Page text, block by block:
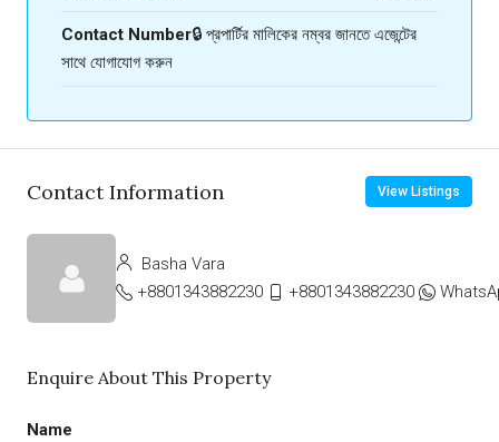
Contact Number🔒 প্রপার্টির মালিকের নম্বর জানতে এজেন্টের
সাথে যোগাযোগ করুন
Contact Information View Listings
Basha Vara
+8801343882230
+8801343882230
Enquire About This Property
Name